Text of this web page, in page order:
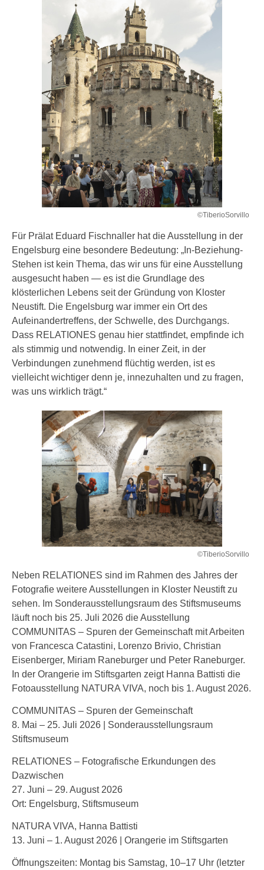
©TiberioSorvillo
Für Prälat Eduard Fischnaller hat die Ausstellung in der
Engelsburg eine besondere Bedeutung: „In-Beziehung-
Stehen ist kein Thema, das wir uns für eine Ausstellung
ausgesucht haben — es ist die Grundlage des
klösterlichen Lebens seit der Gründung von Kloster
Neustift. Die Engelsburg war immer ein Ort des
Aufeinandertreffens, der Schwelle, des Durchgangs.
Dass RELATIONES genau hier stattfindet, empfinde ich
als stimmig und notwendig. In einer Zeit, in der
Verbindungen zunehmend flüchtig werden, ist es
vielleicht wichtiger denn je, innezuhalten und zu fragen,
was uns wirklich trägt.“
©TiberioSorvillo
Neben RELATIONES sind im Rahmen des Jahres der
Fotografie weitere Ausstellungen in Kloster Neustift zu
sehen. Im Sonderausstellungsraum des Stiftsmuseums
läuft noch bis 25. Juli 2026 die Ausstellung
COMMUNITAS – Spuren der Gemeinschaft mit Arbeiten
von Francesca Catastini, Lorenzo Brivio, Christian
Eisenberger, Miriam Raneburger und Peter Raneburger.
In der Orangerie im Stiftsgarten zeigt Hanna Battisti die
Fotoausstellung NATURA VIVA, noch bis 1. August 2026.
COMMUNITAS – Spuren der Gemeinschaft
8. Mai – 25. Juli 2026 | Sonderausstellungsraum
Stiftsmuseum
RELATIONES – Fotografische Erkundungen des
Dazwischen
27. Juni – 29. August 2026
Ort: Engelsburg, Stiftsmuseum
NATURA VIVA, Hanna Battisti
13. Juni – 1. August 2026 | Orangerie im Stiftsgarten
Öffnungszeiten: Montag bis Samstag, 10–17 Uhr (letzter